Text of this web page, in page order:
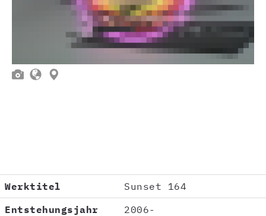
  
Werktitel
Sunset 164
Entstehungsjahr
2006-